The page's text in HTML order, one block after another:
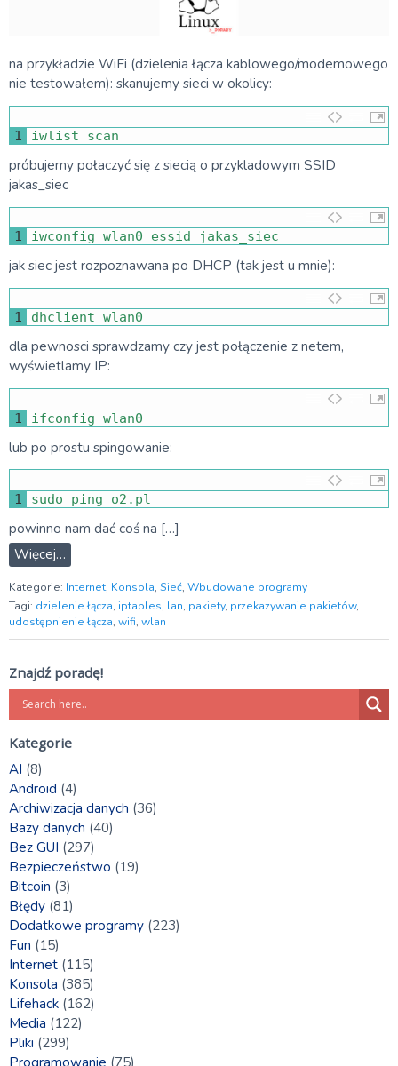
na przykładzie WiFi (dzielenia łącza kablowego/modemowego
nie testowałem): skanujemy sieci w okolicy:
1 iwlist scan
próbujemy połaczyć się z siecią o przykladowym SSID
jakas_siec
1 iwconfig wlan0 essid jakas_siec
jak siec jest rozpoznawana po DHCP (tak jest u mnie):
1 dhclient wlan0
dla pewnosci sprawdzamy czy jest połączenie z netem,
wyświetlamy IP:
1 ifconfig wlan0
lub po prostu spingowanie:
1 sudo ping o2 . pl
powinno nam dać coś na […]
Więcej…
Kategorie: Internet, Konsola, Sieć, Wbudowane programy
Tagi: dzielenie łącza, iptables, lan, pakiety, przekazywanie pakietów,
udostępnienie łącza, wifi, wlan
Znajdź poradę!
Kategorie
AI (8)
Android (4)
Archiwizacja danych (36)
Bazy danych (40)
Bez GUI (297)
Bezpieczeństwo (19)
Bitcoin (3)
Błędy (81)
Dodatkowe programy (223)
Fun (15)
Internet (115)
Konsola (385)
Lifehack (162)
Media (122)
Pliki (299)
Programowanie (75)